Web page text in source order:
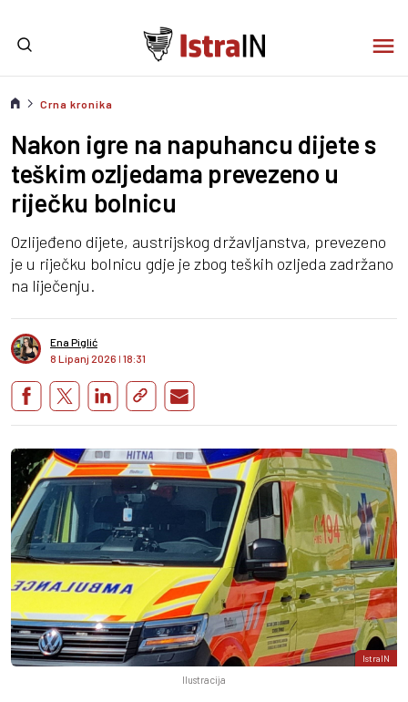
Crna kronika
Nakon igre na napuhancu dijete s
teškim ozljedama prevezeno u
riječku bolnicu
Ozlijeđeno dijete, austrijskog državljanstva, prevezeno
je u riječku bolnicu gdje je zbog teških ozljeda zadržano
na liječenju.
Ena Piglić
8 Lipanj 2026 I 18:31
IstraIN
Ilustracija